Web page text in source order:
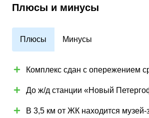
Плюсы и минусы
Плюсы Минусы
Комплекс сдан с опережением
До ж/д станции «Новый
В 3,5 км от ЖК находится музей-